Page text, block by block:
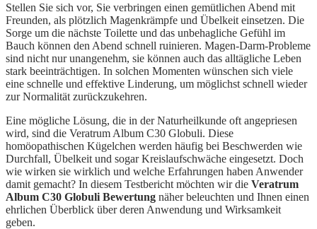
Stellen Sie sich vor, Sie verbringen einen gemütlichen Abend mit
Freunden, als plötzlich Magenkrämpfe und Übelkeit einsetzen. Die
Sorge um die nächste Toilette und das unbehagliche Gefühl im
Bauch können den Abend schnell ruinieren. Magen-Darm-Probleme
sind nicht nur unangenehm, sie können auch das alltägliche Leben
stark beeinträchtigen. In solchen Momenten wünschen sich viele
eine schnelle und effektive Linderung, um möglichst schnell wieder
zur Normalität zurückzukehren.
Eine mögliche Lösung, die in der Naturheilkunde oft angepriesen
wird, sind die Veratrum Album C30 Globuli. Diese
homöopathischen Kügelchen werden häufig bei Beschwerden wie
Durchfall, Übelkeit und sogar Kreislaufschwäche eingesetzt. Doch
wie wirken sie wirklich und welche Erfahrungen haben Anwender
damit gemacht? In diesem Testbericht möchten wir die Veratrum
Album C30 Globuli Bewertung näher beleuchten und Ihnen einen
ehrlichen Überblick über deren Anwendung und Wirksamkeit
geben.